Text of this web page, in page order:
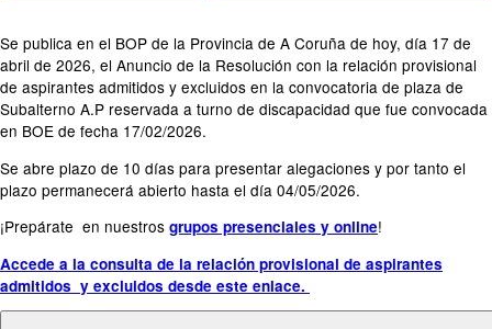
Se publica en el BOP de la Provincia de A Coruña de hoy, día 17 de
abril de 2026, el Anuncio de la Resolución con la relación provisional
de aspirantes admitidos y excluidos en la convocatoria de plaza de
Subalterno A.P reservada a turno de discapacidad que fue convocada
en BOE de fecha 17/02/2026.
Se abre plazo de 10 días para presentar alegaciones y por tanto el
plazo permanecerá abierto hasta el día 04/05/2026.
¡Prepárate en nuestros grupos presenciales y online!
Accede a la consulta de la relación provisional de aspirantes
admitidos y excluidos desde este enlace.